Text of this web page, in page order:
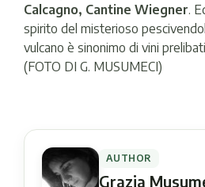
Calcagno, Cantine Wiegner.
spirito del misterioso
vulcano è sinonimo di vini
(FOTO DI G. MUSUMECI)
AUTHOR
Grazia